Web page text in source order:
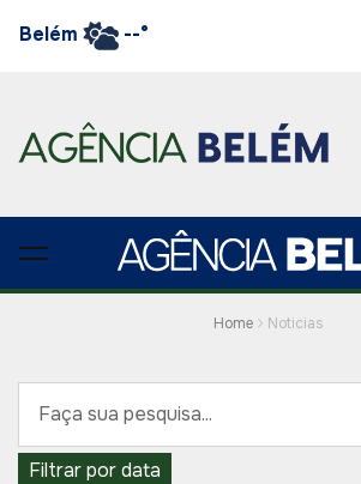
Belém --°
Home Noticias
Filtrar por data